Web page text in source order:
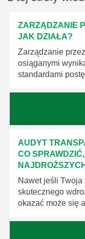
ZARZĄDZANIE
JAK DZIAŁA?
Zarządzanie
osiąganymi
standardami
AUDYT
CO
Nawet jeśli Twoja
skutecznego
okazać może się